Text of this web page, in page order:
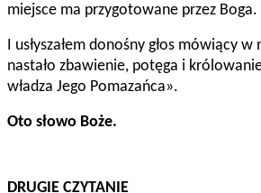
miejsce ma przygotowane przez Boga.
I usłyszałem donośny głos mówiący w
nastało zbawienie, potęga i
władza Jego Pomazańca».
Oto słowo Boże.
DRUGIE CZYTANIE